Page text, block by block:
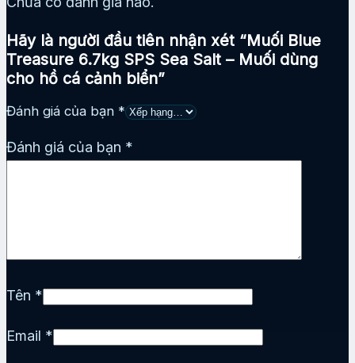
Hãy là người đầu tiên nhận xét “Muối Blue
Treasure 6.7kg SPS Sea Salt – Muối dùng
cho hồ cá cảnh biển”
Đánh giá của bạn *
Đánh giá của bạn *
Tên *
Email *